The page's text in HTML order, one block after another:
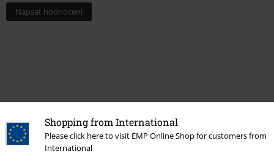
Shopping from International
Please click here to visit EMP Online Shop for customers from
International
Napsat hodnocení